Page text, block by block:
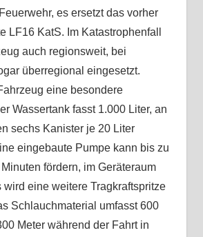
es ersetzt das vorher
LF16 KatS. Im Katastrophenfall
auch regionsweit, bei
überregional eingesetzt.
eine besondere
Wassertank fasst 1.000 Liter, an
sechs Kanister je 20 Liter
eingebaute Pumpe kann bis zu
fördern, im Geräteraum
wird eine weitere Tragkraftspritze
Schlauchmaterial umfasst 600
Meter während der Fahrt in